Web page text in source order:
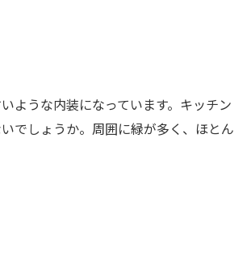
ような内装になっています。キッチン
でしょうか。周囲に緑が多く、ほとん